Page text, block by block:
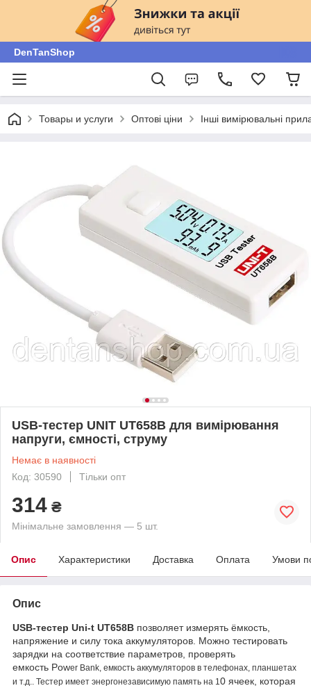
DenTanShop
Товары и услуги Оптові ціни Інші вимірювальні
USB-тестер UNIT UT658B для вимірювання
напруги, ємності, струму
Немає в наявності
Код: 30590
Тільки опт
314 ₴
Мінімальне замовлення — 5 шт.
Опис Характеристики Доставка Оплата Умови
Опис
USB-тестер Uni-t UT658B позволяет измерять ёмкость,
напряжение и силу тока аккумуляторов. Можно тестировать
зарядки на соответствие параметров, проверять
емкость Power Bank, емкость аккумуляторов в телефонах, планшетах
и т.д.. Тестер имеет энергонезависимую память на 1 0 ячеек, которая